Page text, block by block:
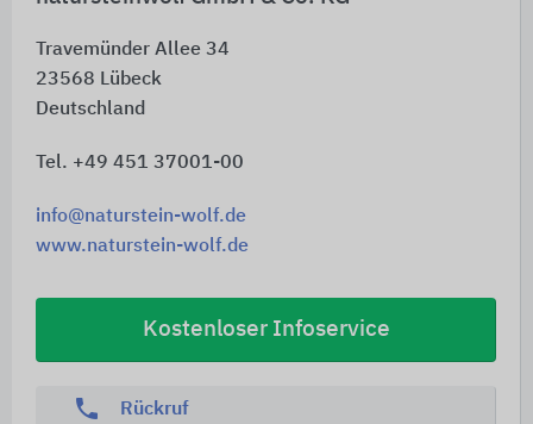
Travemünder Allee 34
23568 Lübeck
Deutschland
Tel. +49 451 37001-00
info@naturstein-wolf.de
www.naturstein-wolf.de
Kostenloser Infoservice
phone Rückruf